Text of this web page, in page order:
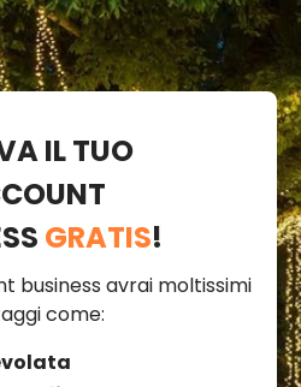
IL TUO
GRATIS!
business avrai moltissimi
come: